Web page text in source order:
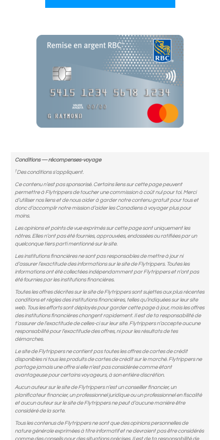
Conditions — récompenses-voyage
†Des conditions s'appliquent.
Ce contenu n’est pas sponsorisé. Certains liens sur cette page peuvent
permettre à Flytrippers de toucher une commission à coût nul pour toi. Merci
d’utiliser nos liens et de nous aider à garder notre contenu gratuit pour tous et
donc d’accomplir notre mission d’aider les Canadiens à voyager plus pour
moins.
Les opinions et points de vue exprimés sur cette page sont uniquement les
nôtres. Elles n’ont pas été fournies, approuvées, endossées ou ratifiées par un
quelconque tiers parti mentionné sur le site.
Les institutions financières ne sont pas responsables de mettre à jour ni
d’assurer l’exactitude des informations sur le site de Flytrippers. Toutes les
informations ont été collectées indépendamment par Flytrippers et n’ont pas
été fournies par les institutions financières.
Toutes les offres décrites sur le site de Flytrippers sont sujettes aux plus récentes
conditions et règles des institutions financières, telles qu’indiquées sur leur site
web. Tous les efforts sont déployés pour garder cette page à jour, mais les offres
des institutions financières changent rapidement. Il est de ta responsabilité de
t’assurer de l’exactitude de celles-ci sur leur site. Flytrippers n’accepte aucune
responsabilité pour l’exactitude des offres, ni pour les résultats de tes
démarches.
Le site de Flytrippers ne contient pas toutes les offres de cartes de crédit
disponibles ni tous les produits de cartes de crédit sur le marché. Flytrippers ne
partage jamais une offre si elle n’est pas considérée comme étant
avantageuse pour certains voyageurs, à son entière discrétion.
Aucun auteur sur le site de Flytrippers n’est un conseiller financier, un
planificateur financier, un professionnel juridique ou un professionnel en fiscalité
et aucun auteur sur le site de Flytrippers ne peut d’aucune manière être
considéré de la sorte.
Tous les contenus de Flytrippers ne sont que des opinions personnelles de
nature générale exprimées à titre informatif et ne devraient pas être considérés
comme des conseils pour des situations précises. Il est de ta responsabilité de